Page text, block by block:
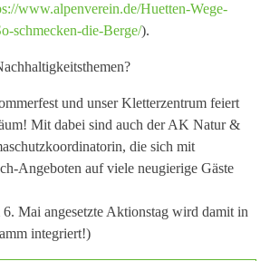
www.alpenverein.de/Huetten-Wege-
schmecken-die-Berge/).
und unser Kletterzentrum feiert
Mit dabei sind auch der AK Natur &
die sich mit
Angeboten auf viele neugierige Gäste
Mai angesetzte Aktionstag wird damit in
integriert!)